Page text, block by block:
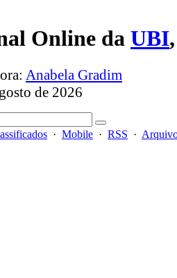
Online da UBI
Anabela Gradim
de 2026
· Mobile · RSS ·